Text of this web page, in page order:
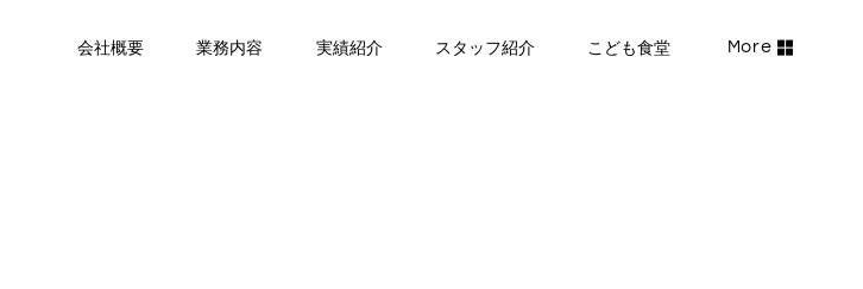
会社概要 業務内容 実績紹介 スタッフ紹介 こども食堂